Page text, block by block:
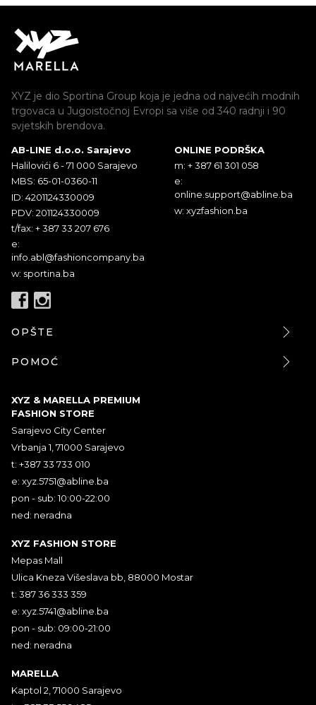
XYZ je dio Sportina Group koja je jedna od najvećih modnih
trgovaca u Jugoistočnoj Evropi sa više od 340 radnji i 90
svjetskih brendova.
AB-LINE d.o.o. Sarajevo
Halilovići 6 - 71 000 Sarajevo
MBS: 65-01-0360-11
ID: 4201124330009
PDV: 201124330009
t/fax: + 387 33 207 676
e:
info.abl@fashioncompany.ba
w: sportina.ba
ONLINE PODRŠKA
m: + 387 61 301 058
e:
online.support@abline.ba
w: xyzfashion.ba
OPŠTE
POMOĆ
XYZ & MARELLA PREMIUM
FASHION STORE
Sarajevo City Center
Vrbanja 1, 71000 Sarajevo
t: +387 33 733 010
e: xyz.5751@abline.ba
pon - sub: 10:00-22:00
ned: neradna
XYZ FASHION STORE
Mepas Mall
Ulica Kneza Višeslava bb, 88000 Mostar
t: 387 36 333 359
e: xyz.5741@abline.ba
pon - sub: 09:00-21:00
ned: neradna
MARELLA
Kaptol 2, 71000 Sarajevo